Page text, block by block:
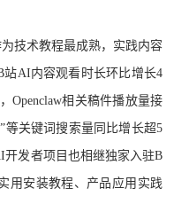
技术教程最成熟，实践内容
AI内容观看时长环比增长4
Openclaw相关稿件播放量接
等关键词搜索量同比增长超5
开发者项目也相继独家入驻B
用安装教程、产品应用实践